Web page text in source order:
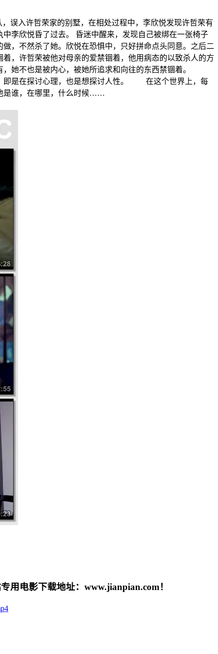
误入许哲荣家的别墅，在相处过程中，李欣悦发现许哲荣有
李欣悦昏了过去。 昏迷中醒来，发现自己被绑在一张椅子
，不然杀了她。欣悦在恐惧中，只好拼命点头同意。之后二
，许哲荣被他对母亲的爱禁锢着，他用病态的以致杀人的方
，她不也是被内心，被她所追求和向往的东西禁锢着。
即是在探讨心理，也是想探讨人性。 在这个世界上，每
是谁，在哪里，什么时候……
用电影下载地址：www.jianpian.com！